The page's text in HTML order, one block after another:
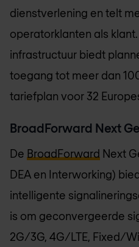
dienstverlening en telt
operatorklanten als
infrastructuur biedt
toegang tot meer dan
tariefplan voor 32
BroadForward Next
De BroadForward Next
DEA en Interworking)
intelligente
is om geconvergeerde
2G/3G, 4G/LTE, Fixed/